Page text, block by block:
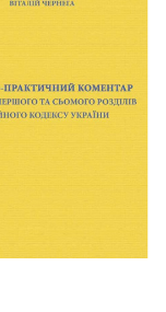
Дитяча
Інформаційні
УДО